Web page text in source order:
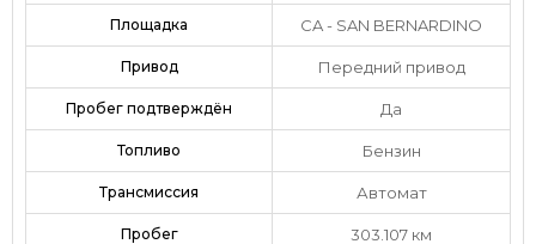
Площадка CA - SAN BERNARDINO
Привод Передний привод
Пробег подтверждён Да
Топливо Бензин
Трансмиссия Автомат
Пробег 303.107 км